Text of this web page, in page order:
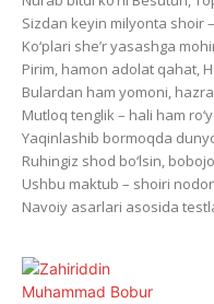
Sizdan keyin milyonta shoir
Ko‘plari she’r yasashga
Pirim, hamon adolat qahat,
Bulardan ham yomoni,
Mutloq tenglik – hali ham
Yaqinlashib bormoqda
Ruhingiz shod bo‘lsin,
Ushbu maktub – shoiri
Navoiy asarlari asosida